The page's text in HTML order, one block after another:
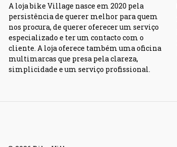
A loja bike Village nasce em 2020 pela
persistência de querer melhor para quem
nos procura, de querer oferecer um serviço
especializado e ter um contacto com o
cliente. A loja oferece também uma oficina
multimarcas que presa pela clareza,
simplicidade e um serviço profissional.